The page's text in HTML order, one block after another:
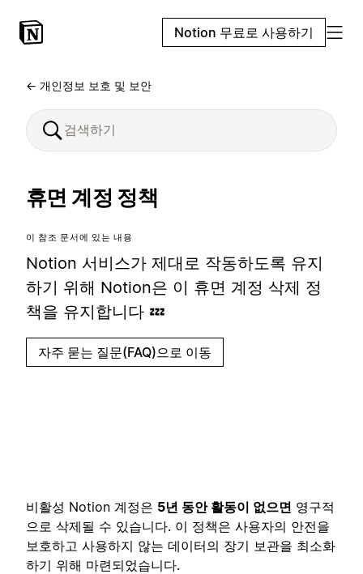
Notion 무료로 사용하기
← 개인정보 보호 및 보안
휴면 계정 정책
이 참조 문서에 있는 내용
Notion 서비스가 제대로 작동하도록 유지
하기 위해 Notion은 이 휴면 계정 삭제 정
책을 유지합니다 💤
자주 묻는 질문(FAQ)으로 이동
비활성 Notion 계정은 5년 동안 활동이 없으면 영구적
으로 삭제될 수 있습니다. 이 정책은 사용자의 안전을
보호하고 사용하지 않는 데이터의 장기 보관을 최소화
하기 위해 마련되었습니다.